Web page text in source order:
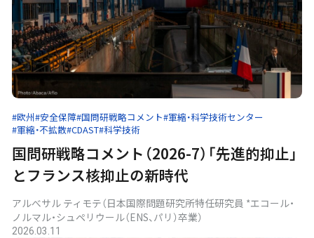
#欧州#安全保障#国問研戦略コメント#軍縮・科学技術センター
#軍縮・不拡散#CDAST#科学技術
国問研戦略コメント（2026-7）「先進的抑止」
とフランス核抑止の新時代
アルべサル ティモテ（日本国際問題研究所特任研究員 *エコール・
ノルマル・シュペリウール（ENS、パリ）卒業）
2026.03.11